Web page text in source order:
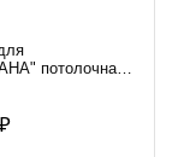
потолочная
₽